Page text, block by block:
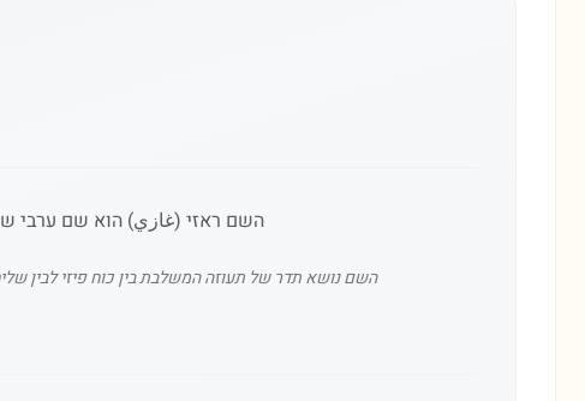
השם ראזי (غازي) הוא שם ערבי
השם נושא תדר של תעוזה המשלבת בין כוח פיזי לבין